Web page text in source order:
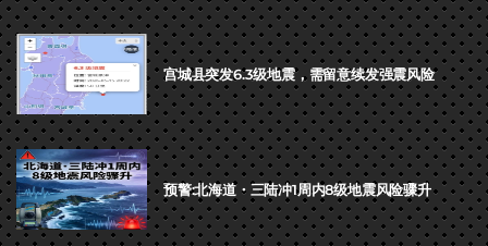
宫城县突发6.3级地震，需留意续发强震风险
预警:北海道・三陆冲1周内8级地震风险骤升